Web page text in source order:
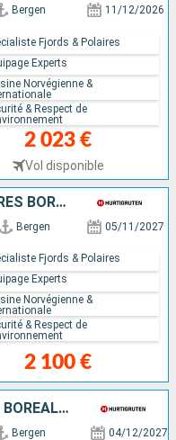
Bergen 11/12/2026
2 023 €
Vol disponible
Fjords & Polaires
Experts
Norvégienne &
& Respect de
À LA RECHERCHE DES AURORES BORÉALES
Bergen 05/11/2027
2 100 €
Fjords & Polaires
Experts
Norvégienne &
& Respect de
À LA RECHERCHE DES AURORES BORÉALES
Bergen 04/12/2027